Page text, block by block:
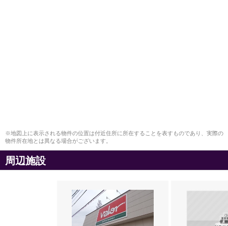
※地図上に表示される物件の位置は付近住所に所在することを表すものであり、実際の
物件所在地とは異なる場合がございます。
周辺施設